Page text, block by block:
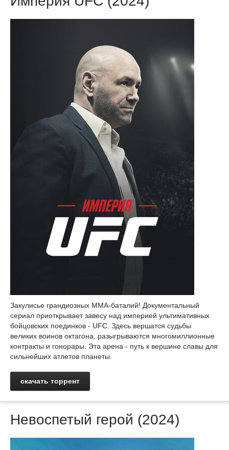
Закулисье грандиозных ММА-баталий! Документальный
сериал приоткрывает завесу над империей ультимативных
бойцовских поединков - UFC. Здесь вершатся судьбы
великих воинов октагона, разыгрываются многомиллионные
контракты и гонорары. Эта арена - путь к вершине славы для
сильнейших атлетов планеты.
скачать торрент
Невоспетый герой (2024)